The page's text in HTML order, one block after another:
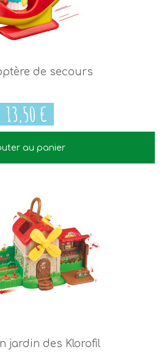
13,50 €
de secours
13,50 €
au panier
jardin des Klorofil